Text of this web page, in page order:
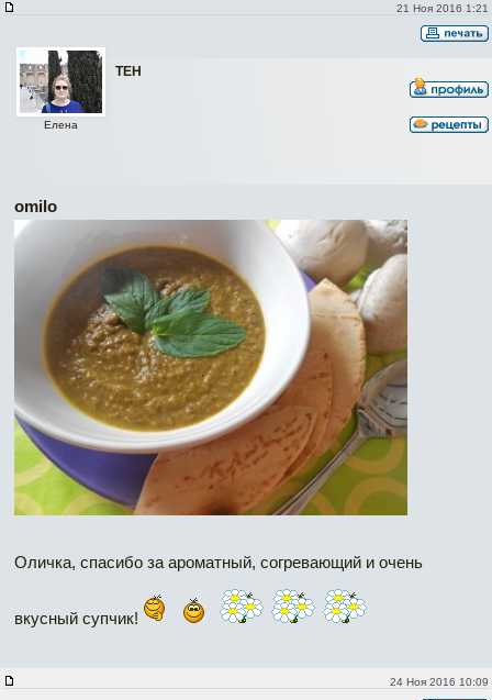
21 Ноя 2016 1:21
ТЕН
Елена
omilo
Оличка, спасибо за ароматный, согревающий и очень
вкусный супчик!
24 Ноя 2016 10:09